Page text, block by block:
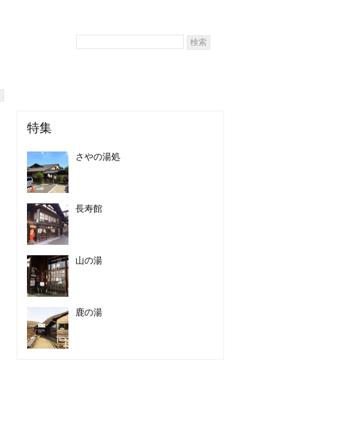
特集
さやの湯処
長寿館
山の湯
鹿の湯